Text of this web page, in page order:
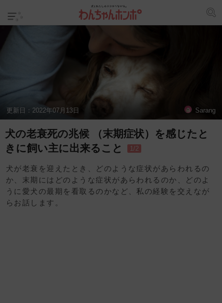
更新日： 2022年07月13日 Sarang
犬の老衰死の兆候 （末期症状）を感じたと
きに飼い主に出来ること
1/2
犬が老衰を迎えたとき、どのような症状があらわれるの
か、末期にはどのような症状があらわれるのか、どのよ
うに愛犬の最期を看取るのかなど、私の経験を交えなが
らお話します。